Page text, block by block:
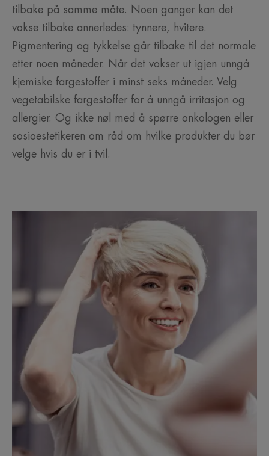
tilbake på samme måte. Noen ganger kan det
vokse tilbake annerledes: tynnere, hvitere.
Pigmentering og tykkelse går tilbake til det normale
etter noen måneder. Når det vokser ut igjen unngå
kjemiske fargestoffer i minst seks måneder. Velg
vegetabilske fargestoffer for å unngå irritasjon og
allergier. Og ikke nøl med å spørre onkologen eller
sosioestetikeren om råd om hvilke produkter du bør
velge hvis du er i tvil.